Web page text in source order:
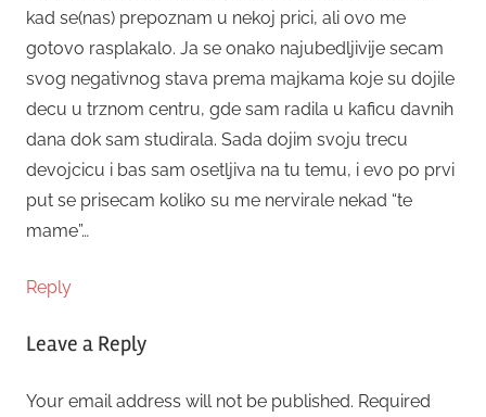
kad se(nas) prepoznam u nekoj prici, ali ovo me
gotovo rasplakalo. Ja se onako najubedljivije secam
svog negativnog stava prema majkama koje su dojile
decu u trznom centru, gde sam radila u kaficu davnih
dana dok sam studirala. Sada dojim svoju trecu
devojcicu i bas sam osetljiva na tu temu, i evo po prvi
put se prisecam koliko su me nervirale nekad “te
mame”…
Reply
Leave a Reply
Your email address will not be published. Required